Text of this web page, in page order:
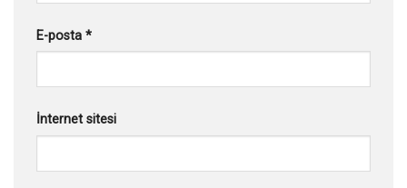
E-posta *
İnternet sitesi